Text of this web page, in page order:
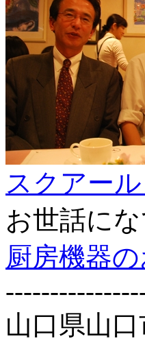
スクアー
お世話に
厨房機器
山口県山